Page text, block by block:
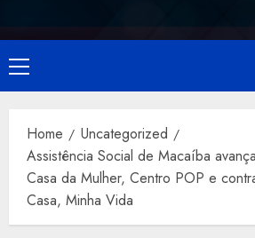
Primary
Menu
Home
Uncategorized
Assistência Social de Macaíba
Casa da Mulher, Centro POP e
Casa, Minha Vida